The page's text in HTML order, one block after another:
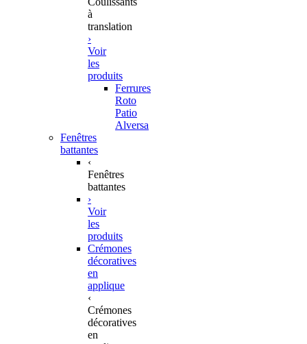
à
translation
›
Voir
les
produits
Ferrures
Roto
Patio
Alversa
Fenêtres
battantes
‹
Fenêtres
battantes
›
Voir
les
produits
Crémones
décoratives
en
applique
‹
Crémones
décoratives
en